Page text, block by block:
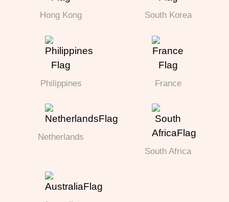
Hong Kong South Korea
Philippines France
Netherlands
South Africa